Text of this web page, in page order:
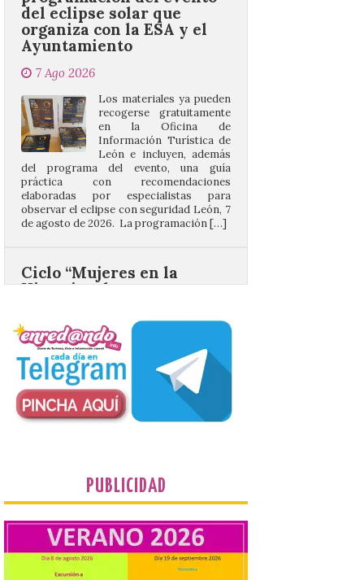
7 Ago 2026
Los materiales ya pueden
Información Turística de
León e incluyen, además
del programa del evento, una guía
práctica con recomendaciones
elaboradas por especialistas para
observar el eclipse con seguridad León, 7
de agosto de 2026. La programación […]
Ciclo “Mujeres en la
Benavides de Órbigo.
Conferencia de Victorina
Alonso, sobre la
peregrinación femenina.
Presentación del Libro
“Va de Monjas”, de José
Fernando Cornejo. Apertura de una doble
exposición de fotografía. Este viernes, 7
de agosto, a las 20,00 horas, en el
Food trucks y música en
Valencia de Don Juan en
una nueva edición de
Castle Food 2026
7 Ago 2026
PUBLICIDAD